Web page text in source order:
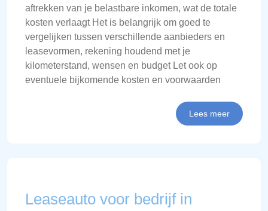
aftrekken van je belastbare inkomen, wat de totale
kosten verlaagt Het is belangrijk om goed te
vergelijken tussen verschillende aanbieders en
leasevormen, rekening houdend met je
kilometerstand, wensen en budget Let ook op
eventuele bijkomende kosten en voorwaarden
Lees meer
Leaseauto voor bedrijf in